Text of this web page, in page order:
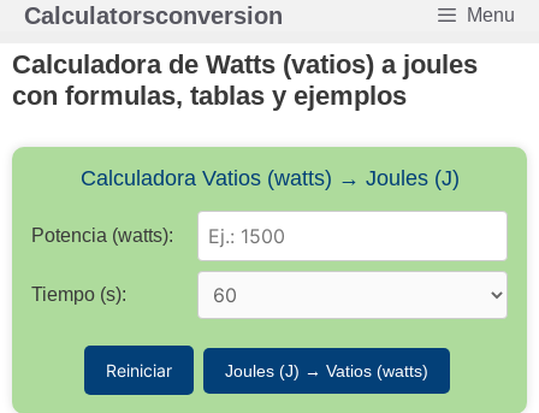
Saltar
contenido
Calculatorsconversion Menu
Calculadora de Watts (vatios) a joules
con formulas, tablas y ejemplos
Calculadora Vatios (watts) → Joules (J)
Potencia (watts):
Tiempo (s):
Reiniciar Joules (J) → Vatios (watts)